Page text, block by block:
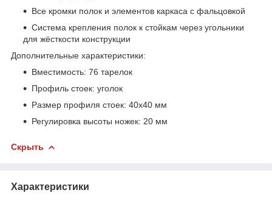
Все кромки полок и элементов каркаса с фальцовкой
Система крепления полок к стойкам через угольники
для жёсткости конструкции
Дополнительные характеристики:
Вместимость: 76 тарелок
Профиль стоек: уголок
Размер профиля стоек: 40х40 мм
Регулировка высоты ножек: 20 мм
Скрыть
Характеристики